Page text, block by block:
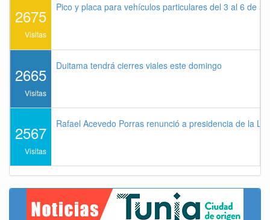
2675
Visitas
Pico y placa para vehículos particulares del 3 al 6 de
2665
Visitas
Duitama tendrá cierres viales este domingo
2567
Visitas
Rafael Acevedo Porras renunció a presidencia de la